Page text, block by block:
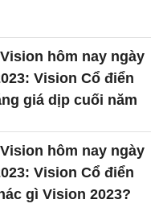
hôm nay ngày
Vision Cổ điển
giá dịp cuối năm
hôm nay ngày
Vision Cổ điển
gì Vision 2023?